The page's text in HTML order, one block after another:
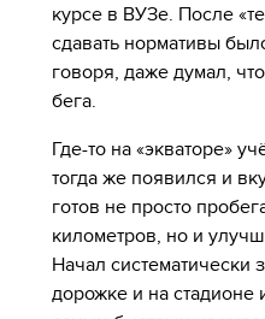
курсе в ВУЗе. После
сдавать нормативы
говоря, даже думал,
бега.
Где-то на «экваторе»
тогда же появился и
готов не просто
километров, но и
Начал систематически
дорожке и на стадионе